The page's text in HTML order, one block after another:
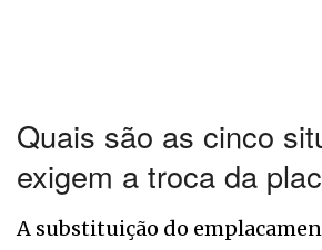
Quais são as cinco
exigem a troca da
A substituição do